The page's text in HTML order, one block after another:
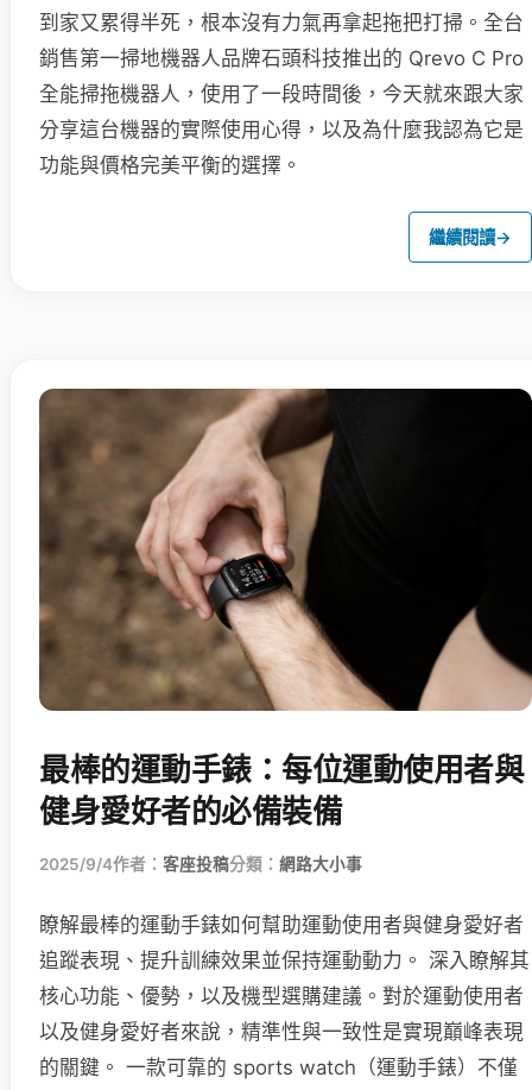
到家又累得半死，根本沒有力氣再拿起拖把打掃。全台
銷售第一掃地機器人品牌石頭科技推出的 Qrevo C Pro
全能掃拖機器人，使用了一段時間後，今天就來跟大家
分享這台機器的實際使用心得，以及為什麼我認為它是
功能與價格完美平衡的選擇。
繼續閱讀→
最棒的運動手錶：每位運動使用者與
健身愛好者的必備裝備
2025/9/4作者： 客座投稿分類： 網路大小事
瞭解最棒的運動手錶如何幫助運動使用者與健身愛好者
追蹤表現、提升訓練效果並保持運動動力。 深入瞭解其
核心功能、優勢，以及機型選購建議。對於運動使用者
以及健身愛好者來說，精準性與一致性是實現巔峰表現
的關鍵。 一款可靠的 sports watch（運動手錶）不僅